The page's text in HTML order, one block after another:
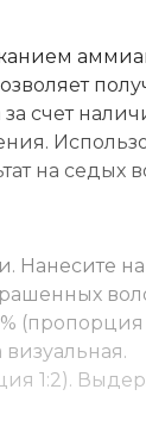
счет
на седых
Нанесите
визуальная.
1:2).